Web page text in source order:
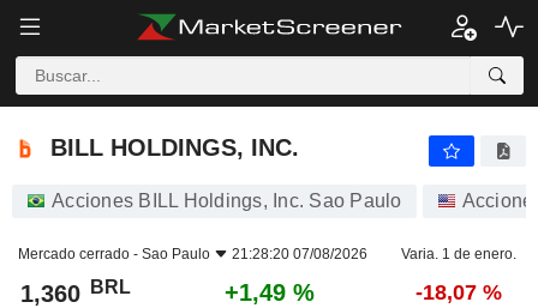
BILL HOLDINGS, INC.
BILL HOLDINGS, INC.
Acciones BILL Holdings, Inc. Sao Paulo
Mercado cerrado - Sao Paulo 21:28:20 07/08/2026 Varia. 1 de enero.
1,360 BRL +1,49 % -18,07 %